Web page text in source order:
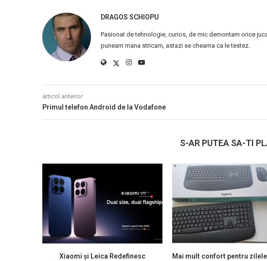
DRAGOS SCHIOPU
Pasionat de tehnologie, curios, de mic demontam orice
puneam mana stricam, astazi se cheama ca le testez.
articol anterior
Primul telefon Android de la Vodafone
S-AR PUTEA SA-TI
Xiaomi și Leica Redefinesc
Mai mult confort pentru